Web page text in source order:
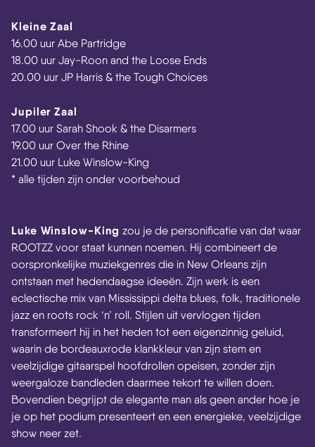
Kleine Zaal
16.00 uur Abe Partridge
18.00 uur Jay-Roon and the Loose Ends
20.00 uur JP Harris & the Tough Choices
Jupiler Zaal
17.00 uur Sarah Shook & the Disarmers
19.00 uur Over the Rhine
21.00 uur Luke Winslow-King
* alle tijden zijn onder voorbehoud
Luke Winslow-King zou je de personificatie van dat waar
ROOTZZ voor staat kunnen noemen. Hij combineert de
oorspronkelijke muziekgenres die in New Orleans zijn
ontstaan met hedendaagse ideeën. Zijn werk is een
eclectische mix van Mississippi delta blues, folk, traditionele
jazz en roots rock ‘n’ roll. Stijlen uit vervlogen tijden
transformeert hij in het heden tot een eigenzinnig geluid,
waarin de bordeauxrode klankkleur van zijn stem en
veelzijdige gitaarspel hoofdrollen opeisen, zonder zijn
weergaloze bandleden daarmee tekort te willen doen.
Bovendien begrijpt de elegante man als geen ander hoe je
je op het podium presenteert en een energieke, veelzijdige
show neer zet.